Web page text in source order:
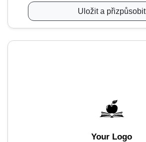
Uložit a přizpůsobit
Your Logo